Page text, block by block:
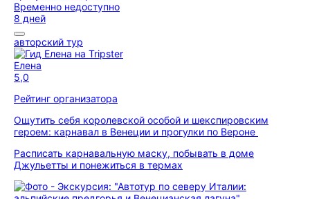
Временно недоступно
8 дней
авторский тур
Елена
5,0
Рейтинг организатора
Ощутить себя королевской особой и шекспировским
героем: карнавал в Венеции и прогулки по Вероне
Расписать карнавальную маску, побывать в доме
Джульетты и понежиться в термах